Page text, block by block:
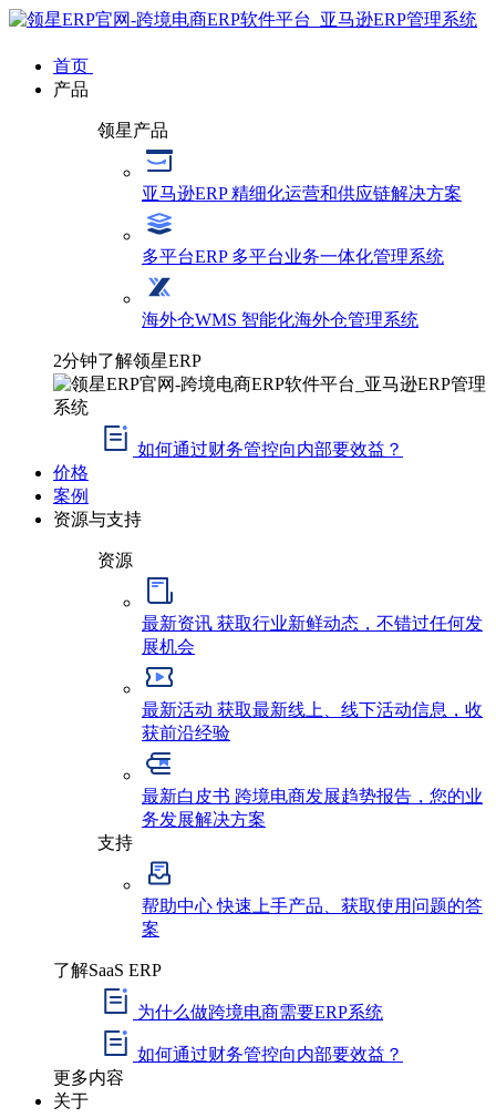
首页
产品
领星产品
亚马逊ERP精细化运营和供应链解决方案
多平台ERP 多平台业务一体化管理系统
海外仓WMS 智能化海外仓管理系统
2分钟了解领星ERP
如何通过财务管控向内部要效益？
价格
案例
资源与支持
资源
最新资讯 获取行业新鲜动态，不错过任何发
展机会
最新活动 获取最新线上、线下活动信息，收
获前沿经验
最新白皮书 跨境电商发展趋势报告，您的业
务发展解决方案
支持
帮助中心快速上手产品、获取使用问题的答
案
了解SaaS ERP
为什么做跨境电商需要ERP系统
如何通过财务管控向内部要效益？
更多内容
关于